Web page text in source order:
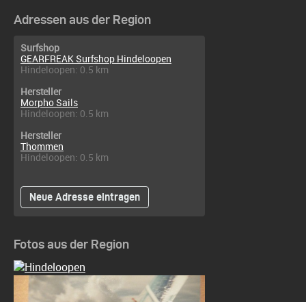
Adressen aus der Region
Surfshop
GEARFREAK Surfshop Hindeloopen
Hindeloopen: 0.5 km
Hersteller
Morpho Sails
Hindeloopen: 0.5 km
Hersteller
Thommen
Hindeloopen: 0.5 km
Neue Adresse eintragen
Fotos aus der Region